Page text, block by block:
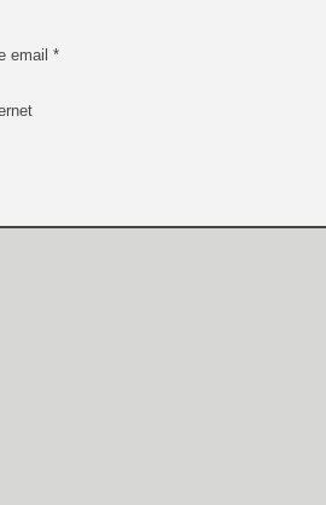
[GK] Crimson Moon : un
[GK] Isle of Reveries : le
[GK] Moonlighter 2 : The
[GK] Capcom relance
[GK] Guillermo del Toro
email *